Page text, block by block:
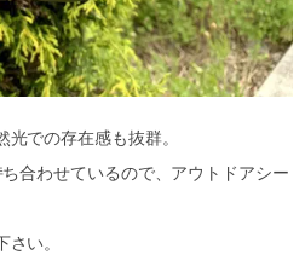
での存在感も抜群。
合わせているので、アウトドアシー
い。